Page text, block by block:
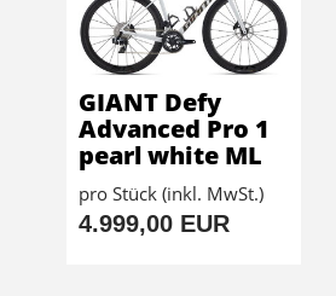
GIANT Defy
Advanced Pro 1
pearl white ML
pro Stück (inkl. MwSt.)
4.999,00 EUR